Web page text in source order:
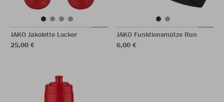
JAKO Jakolette Locker
25,00 €
JAKO Funktionsmütze Run
6,00 €